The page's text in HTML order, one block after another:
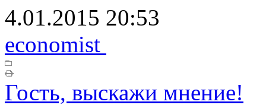
4.01.2015 20:53
economist
Гость, выскажи мнение!